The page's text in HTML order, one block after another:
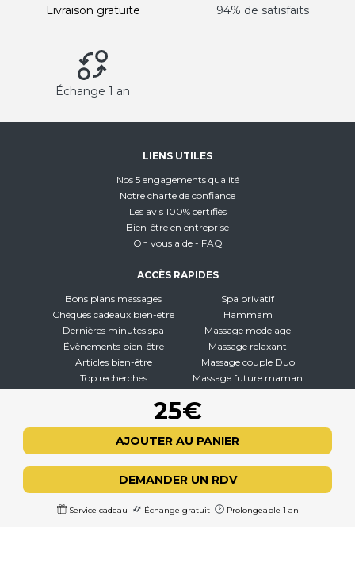
25€
AJOUTER AU PANIER
DEMANDER UN RDV
Service cadeau Échange gratuit Prolongeable 1 an
Livraison gratuite 94% de satisfaits
Échange 1 an
LIENS UTILES
Nos 5 engagements qualité
Notre charte de confiance
Les avis 100% certifiés
Bien-être en entreprise
On vous aide - FAQ
ACCÈS RAPIDES
Bons plans massages
Chèques cadeaux bien-être
Dernières minutes spa
Évènements bien-être
Articles bien-être
Top recherches
Spa privatif
Hammam
Massage modelage
Massage relaxant
Massage couple Duo
Massage future maman
À PROPOS
CGV - CGU
Mentions légales
Politique de confidentialité